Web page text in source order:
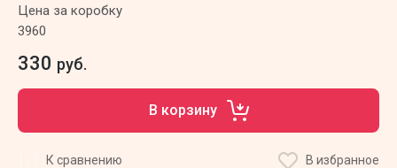
Цена за коробку
3960
330 руб.
В корзину
К сравнению В избранное